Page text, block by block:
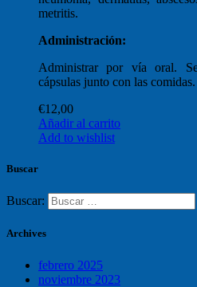
metritis.
Administración:
Administrar por vía oral.
cápsulas junto con las comidas.
€12,00
Añadir al carrito
Add to wishlist
Buscar
Buscar:
Archives
febrero 2025
noviembre 2023